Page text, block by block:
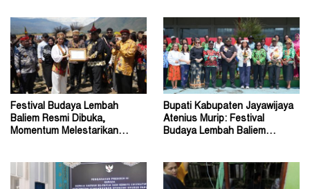
Festival Budaya Lembah
Baliem Resmi Dibuka,
Momentum Melestarikan
Bupati Kabupaten Jayawijaya
Atenius Murip: Festival
Budaya Lembah Baliem